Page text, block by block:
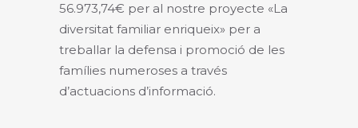
56.973,74€ per al nostre proyecte «La
diversitat familiar enriqueix» per a
treballar la defensa i promoció de les
famílies numeroses a través
d’actuacions d’informació.